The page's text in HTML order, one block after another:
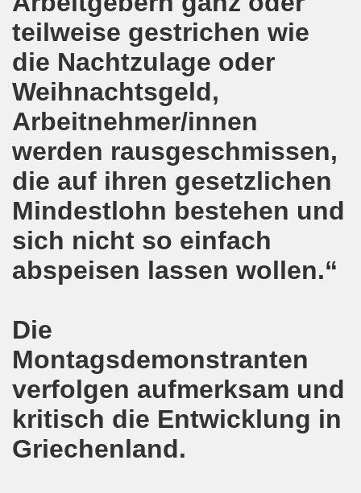
teilweise gestrichen wie
die Nachtzulage oder
Weihnachtsgeld,
Arbeitnehmer/innen
werden rausgeschmissen,
die auf ihren gesetzlichen
Mindestlohn bestehen und
sich nicht so einfach
abspeisen lassen wollen.“
Die
Montagsdemonstranten
verfolgen aufmerksam und
kritisch die Entwicklung in
Griechenland.
protestiert und demonstriert am 14.10.2019:
auf der 16. bundesweiten Herbstdemo-
Herbstdemonstration am 03. Oktober 2019 in
am 03. Oktober 2019 in Erfurt
Bewegung am 09.09.2019 erklärt Dietrich Keil aus
am 09.09.2019 in Gelsenkirchen
findet am 03.10.2019 in Erfurt statt!
in Gelsenkirchen: Die Entlassungen im
diskutierte am 13.05.2019 mit Europawahl-
der Bergleute und ihrer Familien am 17.06.2019 und
diskutiert am 13.05.2019 mit Europawahl-
nimmt am 08.04.2019 Mietfragen, Hartz IV und